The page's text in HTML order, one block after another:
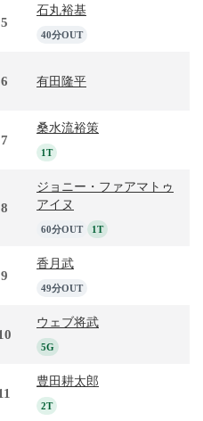
5
石丸裕基
40分OUT
6 有田隆平
7
桑水流裕策
1T
8
ジョニー・ファアマトゥ
アイヌ
60分OUT 1T
9
香月武
49分OUT
ウェブ将武
5G
豊田耕太郎
2T